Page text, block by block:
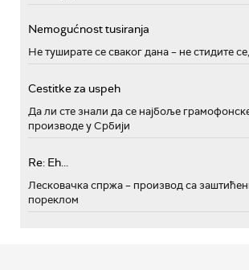
Nemogućnost tusiranja
Не туширате се сваког дана – не стидите
Cestitke za uspeh
Да ли сте знали да се најбоље
производе у Србији
Re: Eh...
Лесковачка спржа – производ са
пореклом